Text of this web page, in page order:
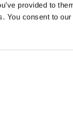
provided to
You consent to